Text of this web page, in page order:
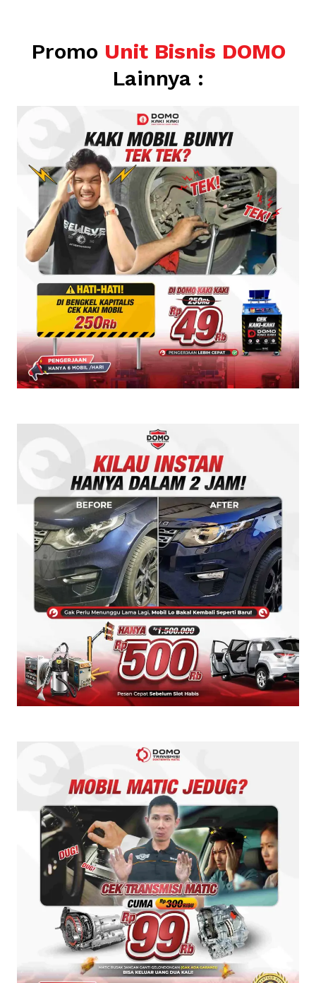
Promo Unit Bisnis DOMO
Lainnya :